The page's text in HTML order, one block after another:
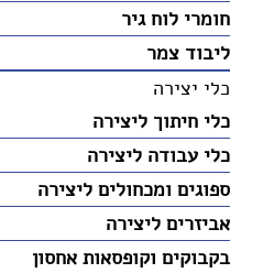
חומרי לוח גיר
ליבוד צמר
כלי יצירה
כלי חיתוך ליצירה
כלי עבודה ליצירה
ספוגים ומכחולים ליצירה
אביזרים ליצירה
בקבוקים וקופסאות אחסון